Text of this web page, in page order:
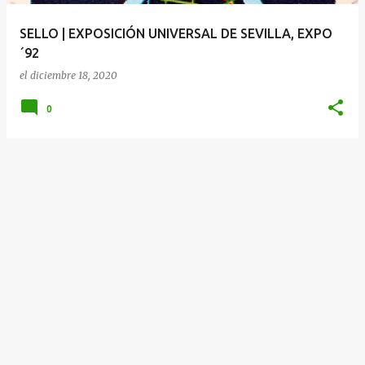
SELLO | EXPOSICIÓN UNIVERSAL DE SEVILLA, EXPO
´92
el diciembre 18, 2020
0